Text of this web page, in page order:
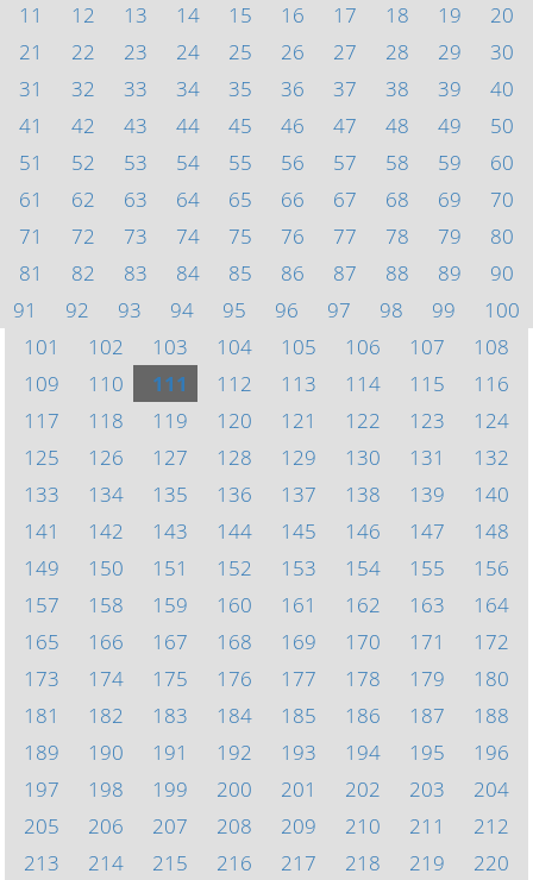
11
12 13 14 15 16 17 18 19
20
21
22 23 24 25 26 27 28 29
30
31
32 33 34 35 36 37 38 39
40
41
42 43 44 45 46 47 48 49
50
51
52 53 54 55 56 57 58 59
60
61
62 63 64 65 66 67 68 69
70
71
72 73 74 75 76 77 78 79
80
81
82 83 84 85 86 87 88 89
90
91
92 93 94 95 96 97 98 99
100
101
102 103 104 105 106 107
108
109
110 111 112 113 114 115
116
117
118 119 120 121 122 123
124
125
126 127 128 129 130 131
132
133
134 135 136 137 138 139
140
141
142 143 144 145 146 147
148
149
150 151 152 153 154 155
156
157
158 159 160 161 162 163
164
165
166 167 168 169 170 171
172
173
174 175 176 177 178 179
180
181
182 183 184 185 186 187
188
189
190 191 192 193 194 195
196
197
198 199 200 201 202 203
204
205
206 207 208 209 210 211
212
213
214 215 216 217 218 219 220